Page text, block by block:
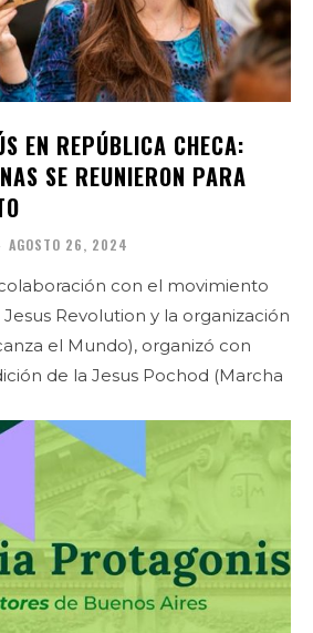
EN REPÚBLICA CHECA:
SE REUNIERON PARA
AGOSTO 26, 2024
con el movimiento
Revolution y la organización
el Mundo), organizó con
de la Jesus Pochod (Marcha